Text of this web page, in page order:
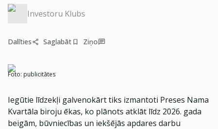
Investoru Klubs
Dalīties Saglabāt Ziņo
Foto: publicitātes
Iegūtie līdzekļi galvenokārt tiks izmantoti Preses Nama
Kvartāla biroju ēkas, ko plānots atklāt līdz 2026. gada
beigām, būvniecības un iekšējās apdares darbu